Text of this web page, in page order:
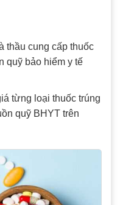
thầu cung cấp thuốc
quỹ bảo hiểm y tế
từng loại thuốc trúng
quỹ BHYT trên